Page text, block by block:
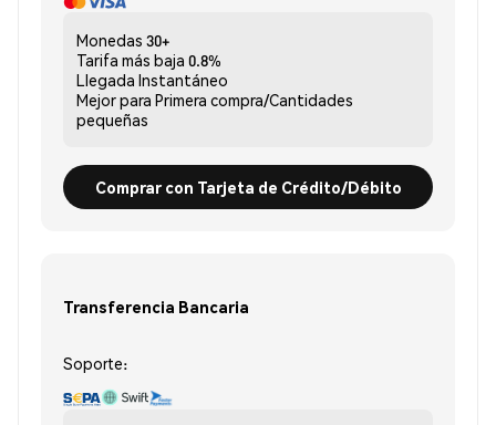
Monedas 30+
Tarifa más baja 0.8%
Llegada Instantáneo
Mejor para Primera compra/Cantidades
pequeñas
Comprar con Tarjeta de Crédito/Débito
Transferencia Bancaria
Soporte: